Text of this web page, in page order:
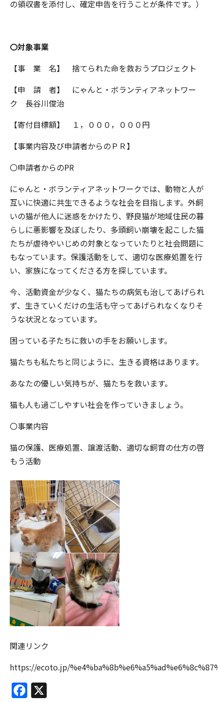
の領収書を添付し、確定申告を行うことが条件です。）
〇対象事業
【事 業 名】 捨てられた命を救おうプロジェクト
【申 請 者】 にゃんと・ボランティアネットワー
ク 長谷川俊治
【寄付目標額】 １，０００，０００円
【事業内容及び申請者からのＰＲ】
〇申請者からのPR
にゃんと・ボランティアネットワークでは、動物と人が
互いに快適に共生できるような社会を目指します。外飼
いの猫が他人に迷惑をかけたり、野良猫が地域住民の暮
らしに悪影響を及ぼしたり、多頭飼い崩壊を起こした猫
たちが虐待やいじめの対象となっていたりと社会問題に
もなっています。保護活動をして、適切な医療処置を行
い、家族になってくださる方を探しています。
今、活動資金が少なく、猫たちの病気も治してあげられ
ず、生きていくだけの生活も守ってあげられなくなりそ
うな状況となっています。
困っている子たちに救いの手をお願いします。
猫たちも私たちと同じように、生きる資格はあります。
あなたの優しい気持ちが、猫たちを救います。
猫も人も過ごしやすい社会を作っていきましょう。
〇事業内容
猫の保護、医療処置、譲渡活動、適切な飼育の仕方の啓
もう活動
関連リンク
https://ecoto.jp/
Facebook